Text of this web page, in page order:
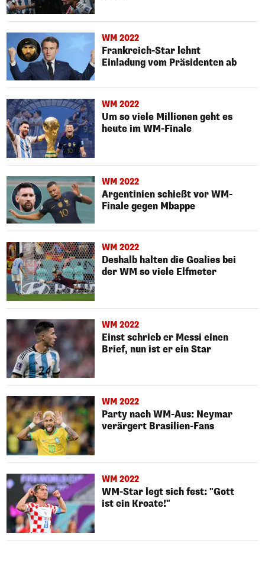
WM 2022
Frankreich-Star lehnt
Einladung vom Präsidenten ab
WM 2022
Um so viele Millionen geht es
heute im WM-Finale
WM 2022
Argentinien schießt vor WM-
Finale gegen Mbappe
WM 2022
Deshalb halten die Goalies bei
der WM so viele Elfmeter
WM 2022
Einst schrieb er Messi einen
Brief, nun ist er ein Star
WM 2022
Party nach WM-Aus: Neymar
verärgert Brasilien-Fans
WM 2022
WM-Star legt sich fest: "Gott
ist ein Kroate!"